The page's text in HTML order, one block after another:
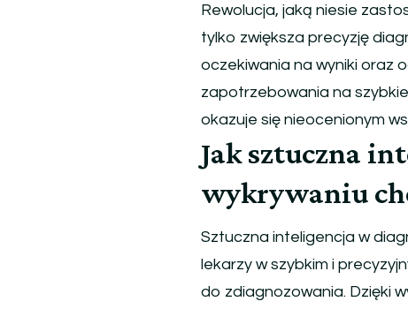
Rewolucja, jaką niesie
tylko zwiększa precyzję
oczekiwania na wyniki oraz
zapotrzebowania na
okazuje się nieocenionym
Jak sztuczna
wykrywaniu
Sztuczna inteligencja w
lekarzy w szybkim i
do zdiagnozowania. Dzięki